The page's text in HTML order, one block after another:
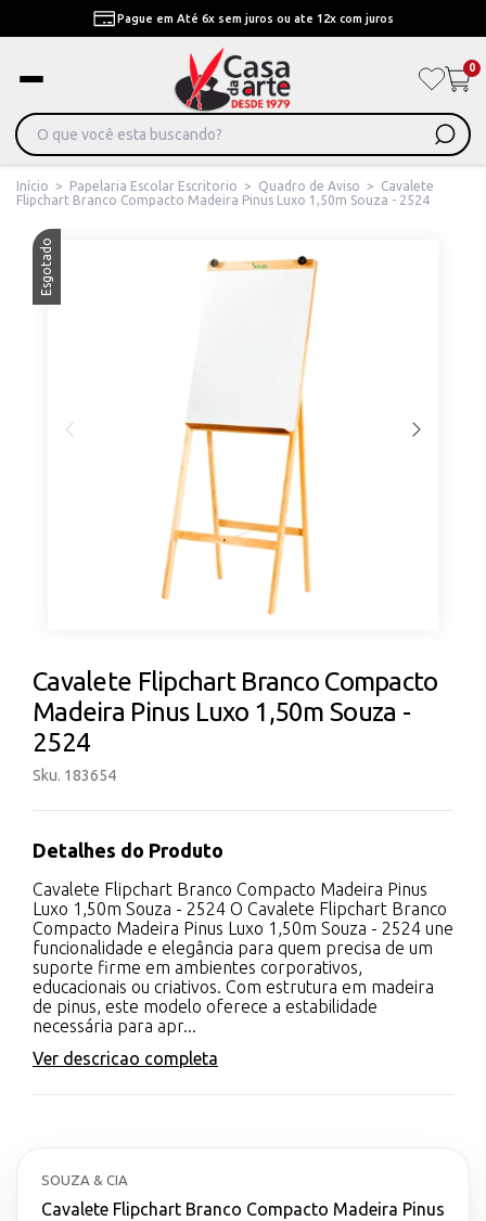
Pague em Até 6x sem juros ou ate 12x com juros
0
Início > Papelaria Escolar Escritorio > Quadro de Aviso >
Cavalete
Flipchart Branco Compacto Madeira Pinus Luxo 1,50m Souza - 2524
Esgotado
Cavalete Flipchart Branco Compacto
Madeira Pinus Luxo 1,50m Souza -
2524
Sku. 183654
Detalhes do Produto
Cavalete Flipchart Branco Compacto Madeira Pinus
Luxo 1,50m Souza - 2524 O Cavalete Flipchart Branco
Compacto Madeira Pinus Luxo 1,50m Souza - 2524 une
funcionalidade e elegância para quem precisa de um
suporte firme em ambientes corporativos,
educacionais ou criativos. Com estrutura em madeira
de pinus, este modelo oferece a estabilidade
necessária para apr...
Ver descricao completa
SOUZA & CIA
Cavalete Flipchart Branco Compacto Madeira Pinus